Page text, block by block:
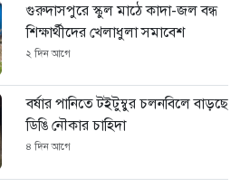
গুরুদাসপুরে স্কুল মাঠে কাদা-জল বন্ধ
শিক্ষার্থীদের খেলাধুলা সমাবেশ
২ দিন আগে
বর্ষার পানিতে টইটুম্বুর চলনবিলে বাড়ছে
ডিঙি নৌকার চাহিদা
৪ দিন আগে